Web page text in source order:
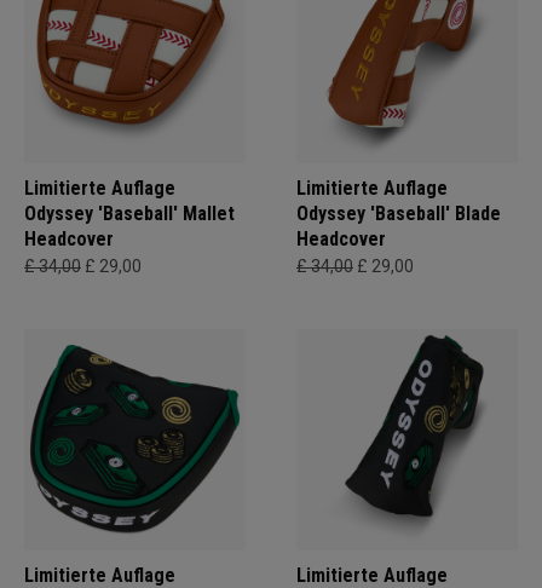
Limitierte Auflage
Odyssey 'Baseball' Mallet
Headcover
£ 34,00 £ 29,00
Limitierte Auflage
Odyssey 'Baseball' Blade
Headcover
£ 34,00 £ 29,00
Limitierte Auflage
Limitierte Auflage